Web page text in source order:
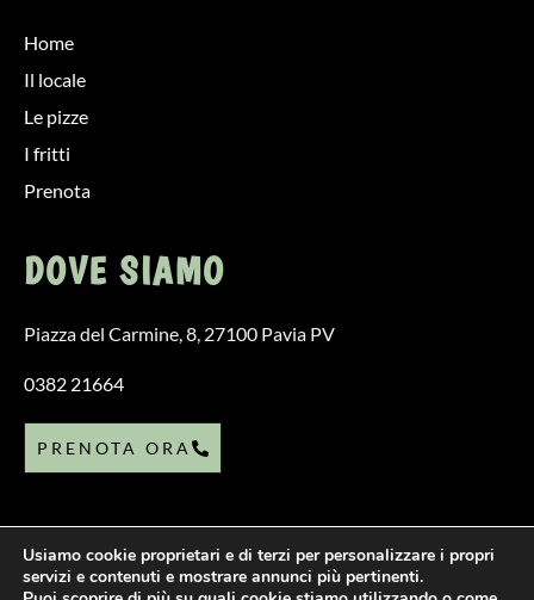
Home
Il locale
Le pizze
I fritti
Prenota
DOVE SIAMO
Piazza del Carmine, 8, 27100 Pavia PV
0382 21664
PRENOTA ORA
Privacy PolicyP.iva 02530970181FriggitoriaPizzeriaFritti
Pizza
Usiamo cookie proprietari e di terzi per personalizzare i propri
servizi e contenuti e mostrare annunci più pertinenti.